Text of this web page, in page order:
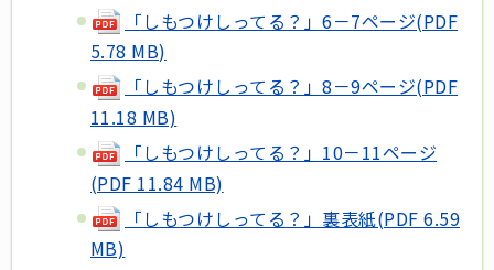
「しもつけしってる？」6－7ページ(PDF
5.78 MB)
「しもつけしってる？」8－9ページ(PDF
11.18 MB)
「しもつけしってる？」10－11ページ
(PDF 11.84 MB)
「しもつけしってる？」裏表紙(PDF 6.59
MB)